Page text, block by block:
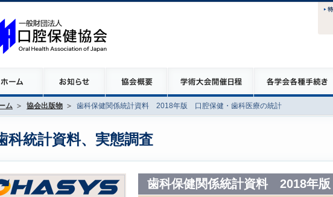
ム 協会出版物 歯科保健関係統計資料 2018年版 口腔保健・歯科医療の統計
科統計資料、実態調査
歯科保健関係統計資料 2018年